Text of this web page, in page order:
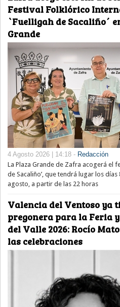
Festival Folklórico
`Fuelligah de Sacaliño´
Grande
4 Agosto 2026 | 14:18 - Redacción
La Plaza Grande de Zafra acogerá el
de Sacaliño’, que tendrá lugar los días
agosto, a partir de las 22 horas
Valencia del Ventoso ya
pregonera para la Feria
del Valle 2026: Rocío
las celebraciones